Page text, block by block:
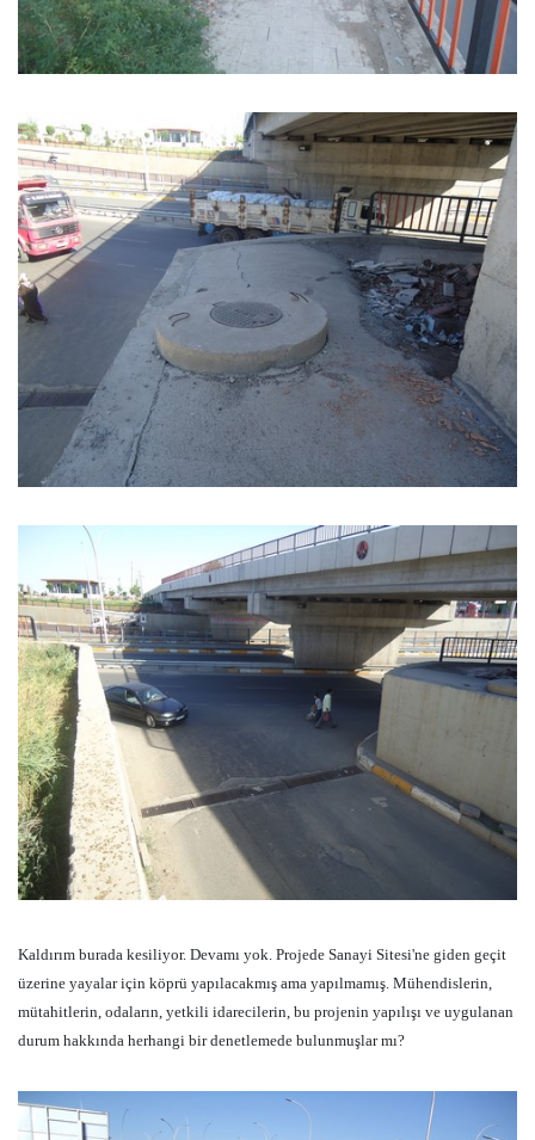
Kaldırım burada kesiliyor. Devamı yok. Projede Sanayi Sitesi'ne giden geçit
üzerine yayalar için köprü yapılacakmış ama yapılmamış. Mühendislerin,
mütahitlerin, odaların, yetkili idarecilerin, bu projenin yapılışı ve uygulanan
durum hakkında herhangi bir denetlemede bulunmuşlar mı?